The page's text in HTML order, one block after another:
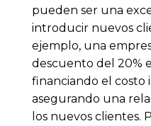
pueden ser una
introducir nuevos
ejemplo, una
descuento del 20%
financiando el costo
asegurando una
los nuevos clientes.